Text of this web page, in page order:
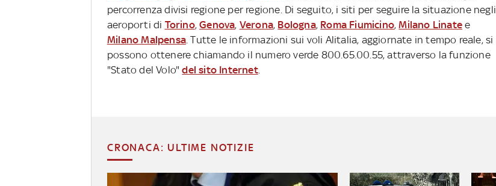
percorrenza divisi regione per regione. Di seguito, i siti per seguire la situazione negli
aeroporti di Torino,Genova, Verona, Bologna, Roma Fiumicino,Milano Linatee
Milano Malpensa. Tutte le informazioni sui voli Alitalia, aggiornate in tempo reale, si
possono ottenere chiamando il numero verde 800.65.00.55, attraverso la funzione
"Stato del Volo"del sito Internet.
CRONACA: ULTIME NOTIZIE